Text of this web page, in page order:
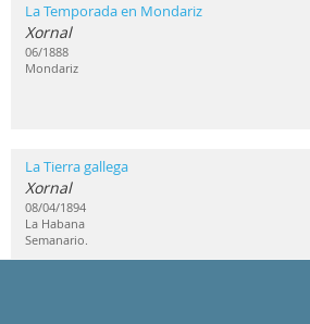
La Temporada en Mondariz
Xornal
06/1888
Mondariz
La Tierra gallega
Xornal
08/04/1894
La Habana
Semanario.